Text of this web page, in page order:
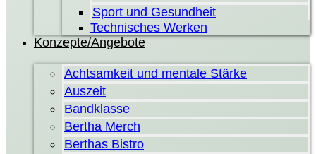
Sport und Gesundheit
Technisches Werken
Konzepte/Angebote
Achtsamkeit und mentale Stärke
Auszeit
Bandklasse
Bertha Merch
Berthas Bistro